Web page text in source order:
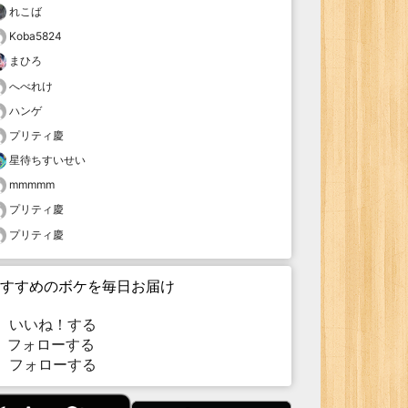
れこば
Koba5824
まひろ
へべれけ
ハンゲ
プリティ慶
星待ちすいせい
mmmmm
プリティ慶
プリティ慶
すめのボケを毎日お届け
いいね！する
ォローする
フォローする